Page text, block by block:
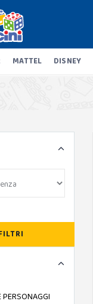
MATTEL DISNEY
PERSONAGGI